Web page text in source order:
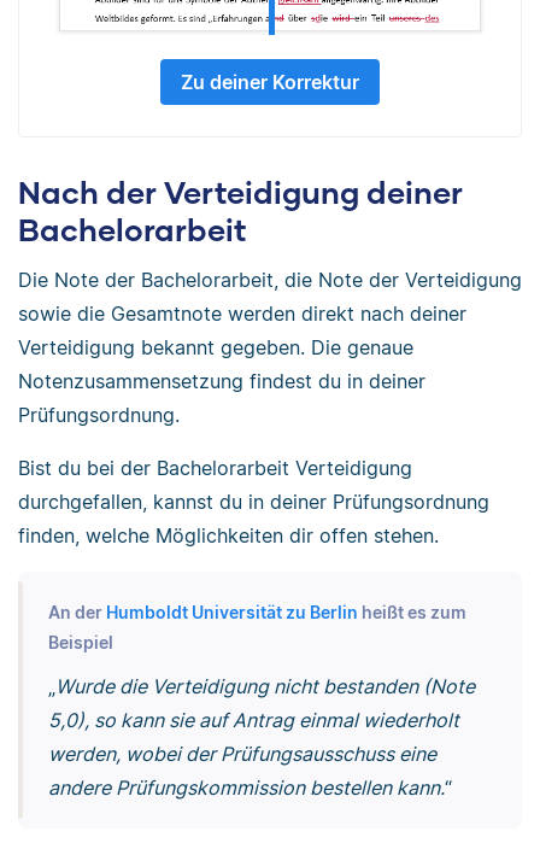
Zu deiner Korrektur
Nach der Verteidigung deiner
Bachelorarbeit
Die Note der Bachelorarbeit, die Note der Verteidigung
sowie die Gesamtnote werden direkt nach deiner
Verteidigung bekannt gegeben. Die genaue
Notenzusammensetzung findest du in deiner
Prüfungsordnung.
Bist du bei der Bachelorarbeit Verteidigung
durchgefallen, kannst du in deiner Prüfungsordnung
finden, welche Möglichkeiten dir offen stehen.
An der Humboldt Universität zu Berlin heißt es zum
Beispiel
Wurde die Verteidigung nicht bestanden (Note
5,0), so kann sie auf Antrag einmal wiederholt
werden, wobei der Prüfungsausschuss eine
andere Prüfungskommission bestellen kann.“